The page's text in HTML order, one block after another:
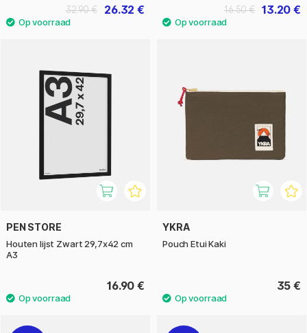
26.32 €
32.90 € 13.20 €
16.50 €
PEN STORE
Houten lijst Zwart 29,7x42 cm
A3
16.90 €
YKRA
Pouch Etui Kaki
35 €